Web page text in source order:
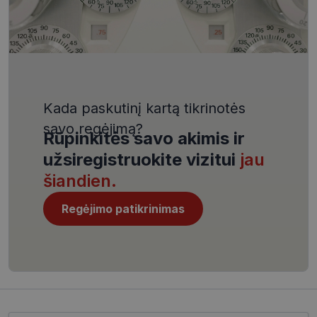
Kada paskutinį kartą tikrinotės
savo regėjimą?
Rūpinkitės savo akimis ir
užsiregistruokite vizitui jau
šiandien.
Regėjimo patikrinimas
VISITOR_PRIVACY_METADATA
YouTube
.youtube.com
5 mėnesiai
4 savaitės
CookieScriptConsent
CookieScript
www.visionexpress.lt